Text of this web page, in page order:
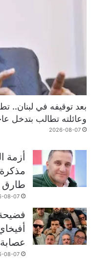
بعد توقيفه في
وعائلته تطالب بتدخل
2026-08-07
أزمة
طارق
08-07
08-07